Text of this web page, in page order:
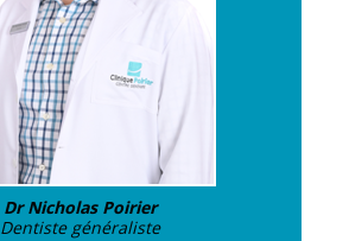
Dr Nicholas Poirier
Dentiste généraliste